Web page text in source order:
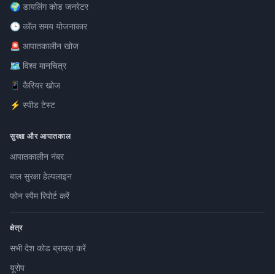
🌍 डायलिंग कोड जनरेटर
🕒 कॉल समय योजनाकार
🚨 आपातकालीन खोज
🗺️ विश्व मानचित्र
📱 कैरियर खोज
⚡ स्पीड टेस्ट
सुरक्षा और आपातकाल
आपातकालीन नंबर
बाल सुरक्षा हेल्पलाइन
फोन स्पैम रिपोर्ट करें
क्षेत्र
सभी देश कोड ब्राउज़ करें
यूरोप